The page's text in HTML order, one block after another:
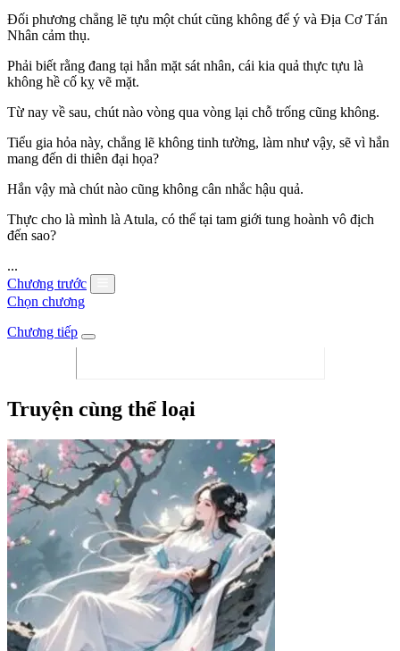
Đối phương chẳng lẽ tựu một chút cũng không để ý và Địa Cơ Tán
Nhân cảm thụ.
Phải biết rằng đang tại hắn mặt sát nhân, cái kia quả thực tựu là
không hề cố kỵ vẽ mặt.
Từ nay về sau, chút nào vòng qua vòng lại chỗ trống cũng không.
Tiểu gia hỏa này, chẳng lẽ không tinh tường, làm như vậy, sẽ vì hắn
mang đến di thiên đại họa?
Hắn vậy mà chút nào cũng không cân nhắc hậu quả.
Thực cho là mình là Atula, có thể tại tam giới tung hoành vô địch
đến sao?
...
Chương trước
Chọn chương
Chương tiếp
Truyện cùng thể loại